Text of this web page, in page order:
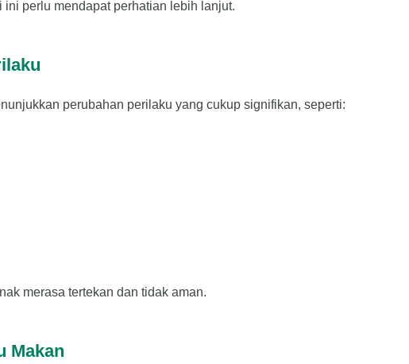
perlu mendapat perhatian lebih lanjut.
perubahan perilaku yang cukup signifikan, seperti:
merasa tertekan dan tidak aman.
Makan